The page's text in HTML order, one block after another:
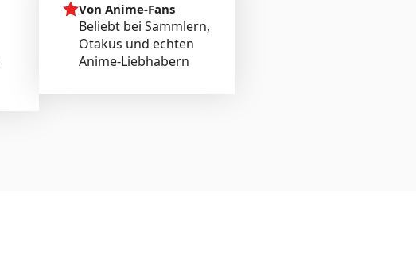
Von Anime-Fans
Beliebt bei Sammlern,
Otakus und echten
Anime-Liebhabern